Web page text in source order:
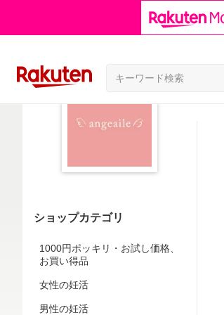
ショップカテゴリ
1000円ポッキリ・お試し価格、
お買い得品
女性の妊活
男性の妊活